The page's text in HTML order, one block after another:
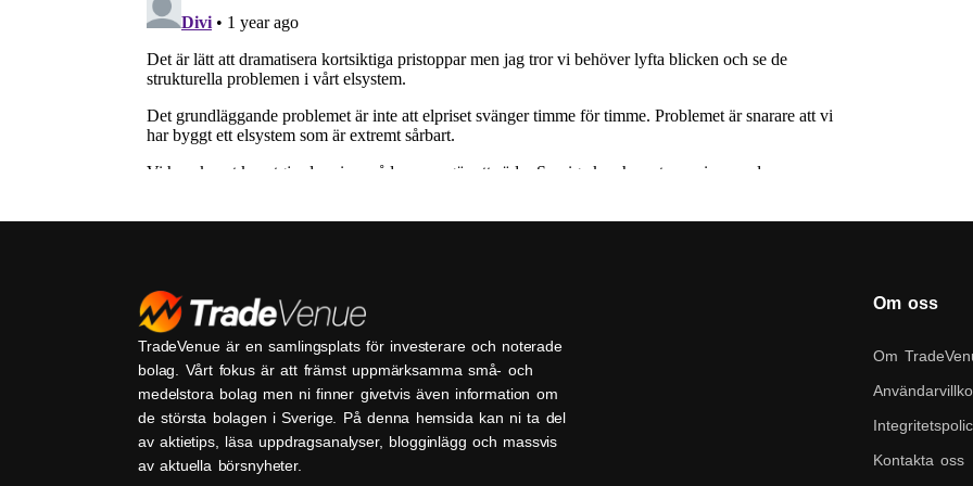
TradeVenue är en samlingsplats för investerare och noterade
bolag. Vårt fokus är att främst uppmärksamma små- och
medelstora bolag men ni finner givetvis även information om
de största bolagen i Sverige. På denna hemsida kan ni ta del
av aktietips, läsa uppdragsanalyser, blogginlägg och massvis
av aktuella börsnyheter.
Om oss
Om
Kontakta oss